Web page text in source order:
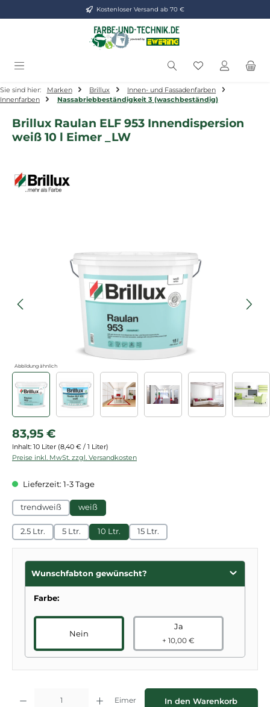
Zum Hauptinhalt springenKostenloser Versand ab 70 €
Du hast 0
Sie sind hier: Marken Brillux
Innen- und Fassadenfarben
Innenfarben
Nassabriebbeständigkeit 3 (waschbeständig)
Brillux Raulan ELF 953 Innendispersion
weiß 10 l Eimer _LW
Abbildung ähnlich
Regulärer Preis:
83,95 €
Inhalt: 10 Liter (8,40 € / 1 Liter)
Preise inkl. MwSt. zzgl. Versandkosten
Lieferzeit: 1-3 Tage
trendweiß weiß
2.5 Ltr. 5 Ltr. 10 Ltr. 15 Ltr.
Wunschfabton gewünscht?
Farbe:
Nein
Ja
+ 10,00 €
Produkt Anzahl: Gib den gewünschten Wert ein oder benutze die
Eimer In den Warenkorb